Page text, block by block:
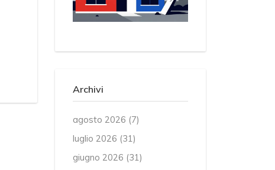
Archivi
agosto 2026 (7)
luglio 2026 (31)
giugno 2026 (31)